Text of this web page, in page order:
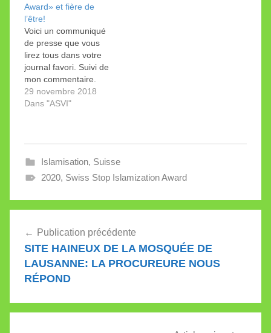
Award» et fière de
l’être!
Voici un communiqué
de presse que vous
lirez tous dans votre
journal favori. Suivi de
mon commentaire.
Communiqué de presse
(29.11.2018) Voilà les
Award” , lancé par le
mouvement politique “Il
Giorgio…
29 novembre 2018
Dans "ASVI"
Islamisation, Suisse
2020, Swiss Stop Islamization Award
de
l’article
Publication précédente
SITE HAINEUX DE LA MOSQUÉE DE
LAUSANNE: LA PROCUREURE NOUS
RÉPOND